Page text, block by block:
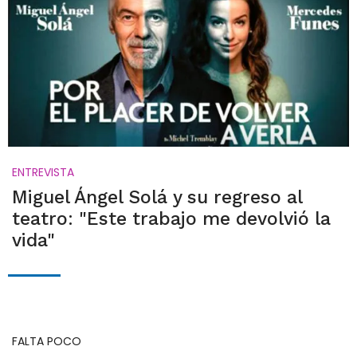
ENTREVISTA
Miguel Ángel Solá y su regreso al
teatro: "Este trabajo me devolvió la
vida"
FALTA POCO